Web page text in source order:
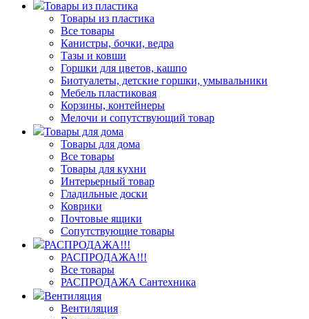
Товары из пластика
Товары из пластика
Все товары
Канистры, бочки, ведра
Тазы и ковши
Горшки для цветов, кашпо
Биотуалеты, детские горшки, умывальники
Мебель пластиковая
Корзины, контейнеры
Мелочи и сопутствующий товар
Товары для дома
Товары для дома
Все товары
Товары для кухни
Интерьерный товар
Гладильные доски
Коврики
Почтовые ящики
Сопутствующие товары
РАСПРОДАЖА!!!
РАСПРОДАЖА!!!
Все товары
РАСПРОДАЖА Сантехника
Вентиляция
Вентиляция